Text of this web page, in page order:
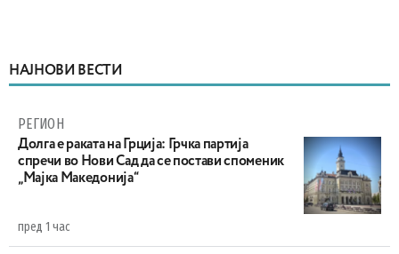
НАЈНОВИ ВЕСТИ
РЕГИОН
Долга е раката на Грција: Грчка партија
спречи во Нови Сад да се постави споменик
„Мајка Македонија“
пред 1 час